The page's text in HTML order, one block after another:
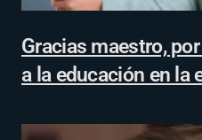
Gracias maestro,
a la educación en la